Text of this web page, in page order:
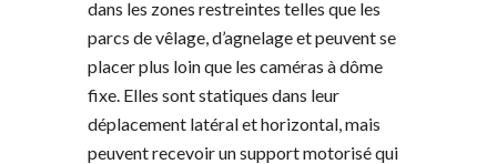
dans les zones restreintes telles que les
parcs de vêlage, d’agnelage et peuvent se
placer plus loin que les caméras à dôme
fixe. Elles sont statiques dans leur
déplacement latéral et horizontal, mais
peuvent recevoir un support motorisé qui